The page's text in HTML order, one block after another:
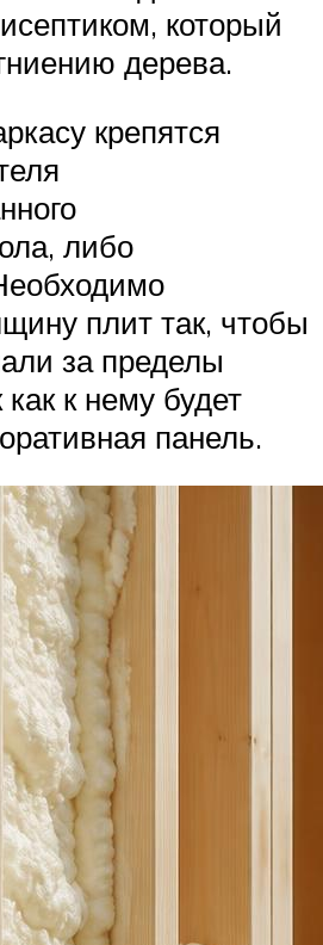
который
дерева.
крепятся
либо
плит так, чтобы
за пределы
как к нему будет
панель.